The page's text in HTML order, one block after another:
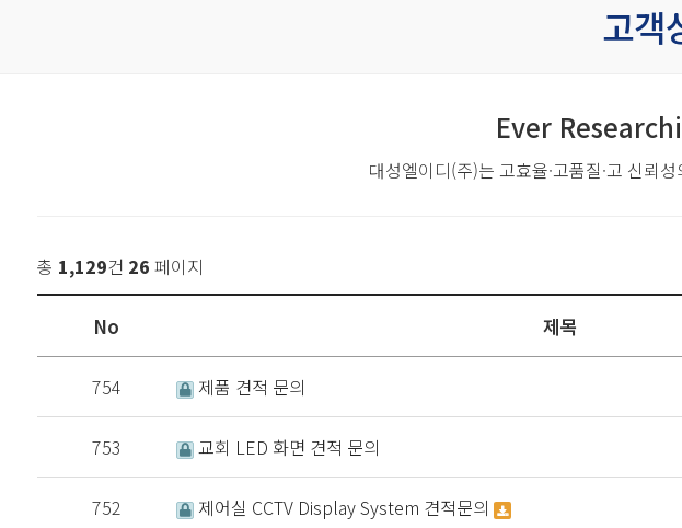
고객
Ever
대성엘이디(주)는 고효율·고품질·고 신뢰
총 1,129건 26 페이지
No 제목
754 제품 견적 문의
753 교회 LED 화면 견적 문의
752 제어실 CCTV Display System 견적문의